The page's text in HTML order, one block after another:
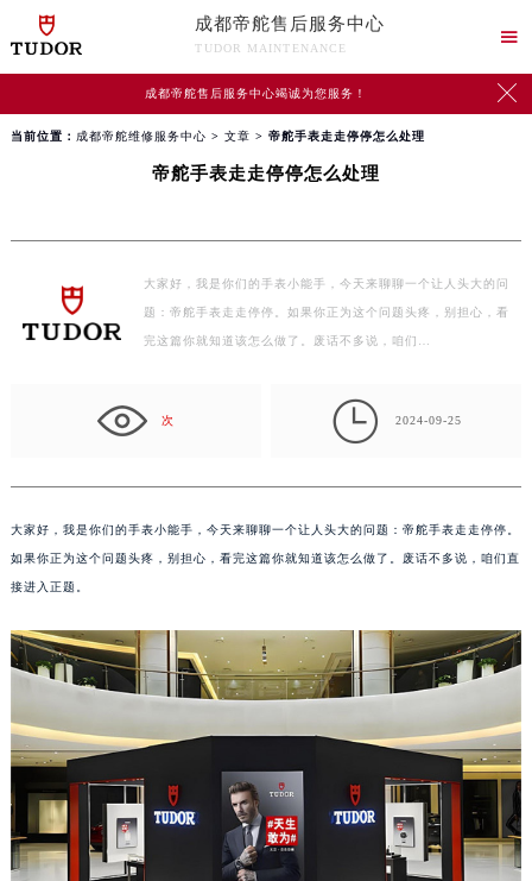
成都帝舵售后服务中心
TUDOR MAINTENANCE

成都帝舵售后服务中心竭诚为您服务！ 
当前位置： 成都帝舵维修服务中心 > 文章 > 帝舵手表走走停停怎么处理
帝舵手表走走停停怎么处理
大家好，我是你们的手表小能手，今天来聊聊一个让人头大的问
题：帝舵手表走走停停。如果你正为这个问题头疼，别担心，看
完这篇你就知道该怎么做了。废话不多说，咱们…
次  2024-09-25
大家好，我是你们的手表小能手，今天来聊聊一个让人头大的问题：帝舵手表走走停停。
如果你正为这个问题头疼，别担心，看完这篇你就知道该怎么做了。废话不多说，咱们直
接进入正题。